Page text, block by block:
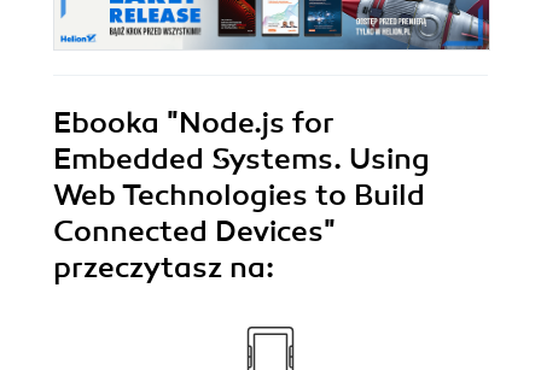
Ebooka "Node.js for
Embedded Systems. Using
Web Technologies to Build
Connected Devices"
przeczytasz na: